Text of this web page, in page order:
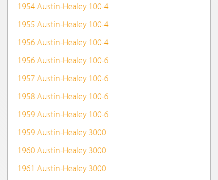
1954 Austin-Healey 100-4
1955 Austin-Healey 100-4
1956 Austin-Healey 100-4
1956 Austin-Healey 100-6
1957 Austin-Healey 100-6
1958 Austin-Healey 100-6
1959 Austin-Healey 100-6
1959 Austin-Healey 3000
1960 Austin-Healey 3000
1961 Austin-Healey 3000